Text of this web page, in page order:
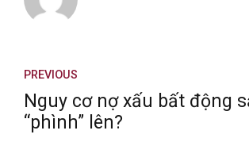
PREVIOUS
Nguy cơ nợ xấu bất động
“phình” lên?